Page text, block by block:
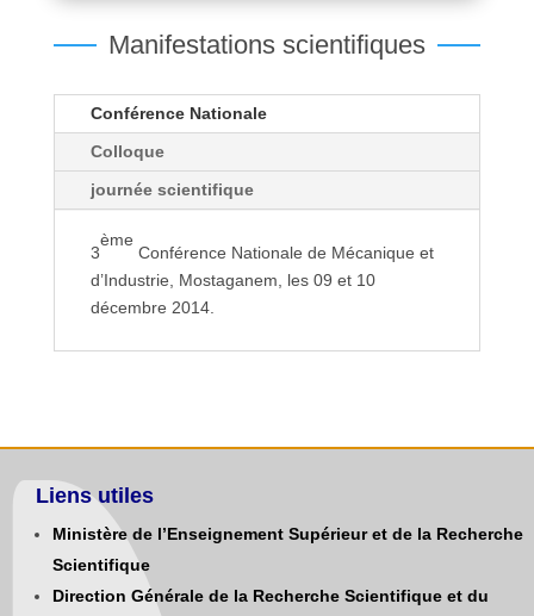
Manifestations scientifiques
Conférence Nationale
Colloque
journée scientifique
3
ème
Conférence Nationale de Mécanique et
d’Industrie, Mostaganem, les 09 et 10
décembre 2014.
Liens utiles
Ministère de l’Enseignement Supérieur et de la Recherche
Scientifique
Direction Générale de la Recherche Scientifique et du